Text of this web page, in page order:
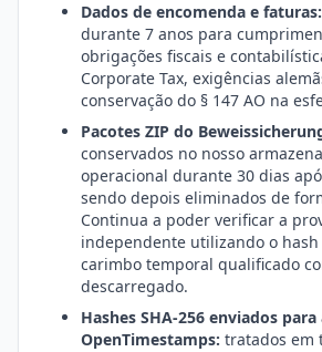
Dados de encomenda e faturas:
durante 7 anos para
obrigações fiscais e
Corporate Tax, exigências
conservação do § 147 AO na
Pacotes ZIP do
conservados no nosso
operacional durante 30 dias
sendo depois eliminados de
Continua a poder verificar a
independente utilizando o hash
carimbo temporal qualificado
descarregado.
Hashes SHA-256 enviados
OpenTimestamps: tratados em